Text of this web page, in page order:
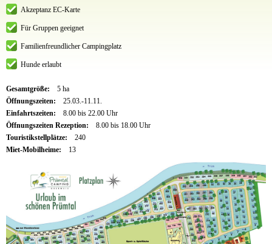
Akzeptanz EC-Karte
Für Gruppen geeignet
Familienfreundlicher Campingplatz
Hunde erlaubt
Gesamtgröße:
5 ha
Öffnungszeiten:
25.03.-11.11.
Einfahrtszeiten:
8.00 bis 22.00 Uhr
Öffnungszeiten Rezeption:
8.00 bis 18.00 Uhr
Touristikstellplätze:
240
Miet-Mobilheime:
13